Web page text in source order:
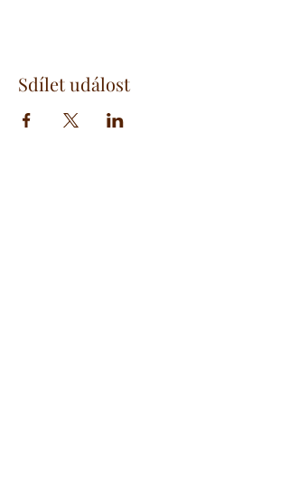
Sdílet událost